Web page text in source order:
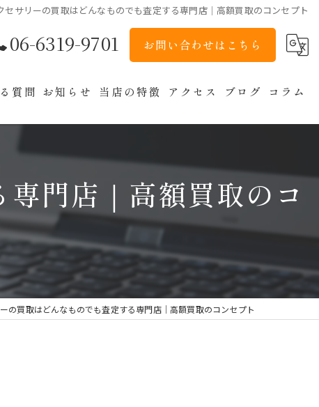
セサリーの買取はどんなものでも査定する専門店｜高額買取のコンセプト
06-6319-9701 お問い合わせはこちら
質問 お知らせ 当店の特徴
バッグ
アクセス ブログ コラム
門店｜高額買取のコ
の買取はどんなものでも査定する専門店｜高額買取のコンセプト